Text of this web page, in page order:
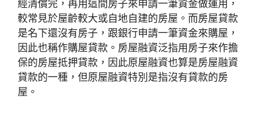
經清償完，再用這間房子來申請一筆資金做運用，
較常見於屋齡較大或自地自建的房屋。而房屋貸款
是名下還沒有房子，跟銀行申請一筆資金來購屋，
因此也稱作購屋貸款。房屋融資泛指用房子來作擔
保的房屋抵押貸款，因此原屋融資也算是房屋融資
貸款的一種，但原屋融資特別是指沒有貸款的房
屋。